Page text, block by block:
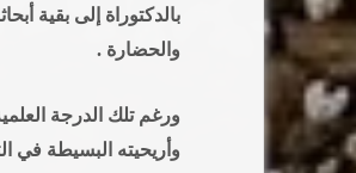
بالدكتوراة إلى بقية
والحضارة .
ورغم تلك الدرجة
وأريحيته البسيطة في